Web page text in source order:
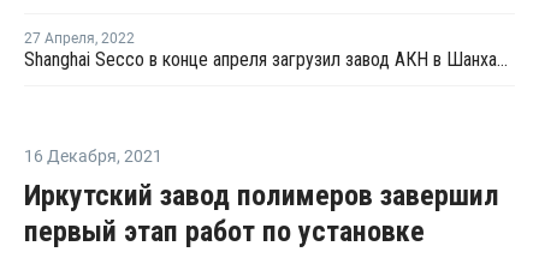
27 Апреля, 2022
Shanghai Secco в конце апреля загрузил завод АКН в Шанхае на уровне 50%
16 Декабря, 2021
Иркутский завод полимеров завершил
первый этап работ по установке